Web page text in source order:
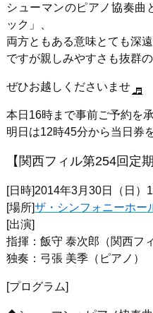
シューマンのピアノ協奏曲
ック」、
両方ともある意味とても深
ですが親しみやすさも抜群
ぜひお越しくださいませ
本日16時まで事前ご予約を
明日は12時45分から当日券
【関西フィル第254回定
[日時]2014年3月30日（日
[場所]ザ・シンフォニーホー
[出演]
指揮：飯守 泰次郎（関西フ
独奏：弓張 美季（ピアノ）
[プログラム]